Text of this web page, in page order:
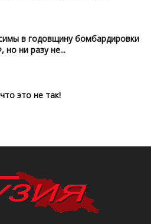
в годовщину бомбардировки
но ни разу не...
это не так!